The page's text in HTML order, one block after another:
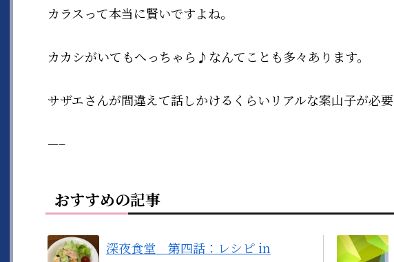
カラスって本当に賢いですよね。
カカシがいてもへっちゃら♪なんてことも多々あります。
サザエさんが間違えて話しかけるくらいリアルな案山子が必
—–
おすすめの記事
深夜食堂 第四話：レシピ in